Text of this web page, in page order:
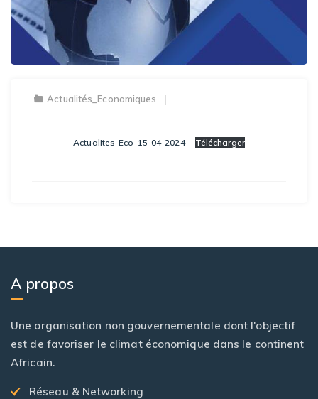
Actualités_Economiques
Actualites-Eco-15-04-2024- Télécharger
A propos
Une organisation non gouvernementale dont l'objectif
est de favoriser le climat économique dans le continent
Africain.
Réseau & Networking